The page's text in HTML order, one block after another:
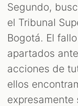
Segundo,
el Tribunal
Bogotá. El
apartados
acciones de
ellos